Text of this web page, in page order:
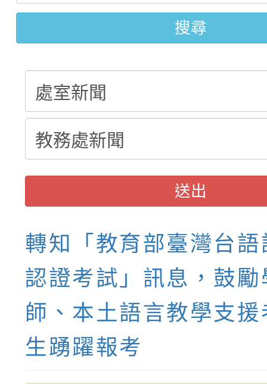
1次會員大會暨第7屆會
推動社區運動俱樂部營
計畫」1 份，請踴躍報
權責核予出席人員公(
桃園區第七屆教育盃羽
搜尋
送出
轉知「教育部臺灣台
認證考試」訊息，鼓勵
師、本土語言教學支
生踴躍報考